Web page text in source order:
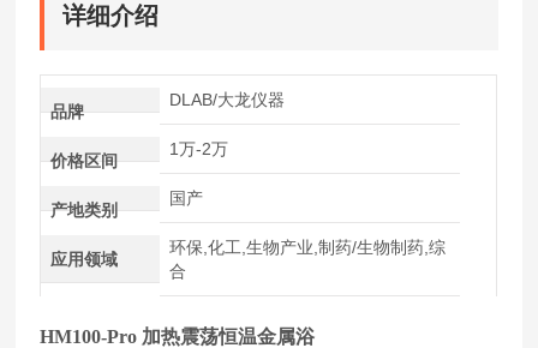
详细介绍
品牌
DLAB/大龙仪器
价格区间
1万-2万
产地类别
国产
应用领域
环保,化工,生物产业,制药/生物制药,综
合
HM100-Pro 加热震荡恒温金属浴